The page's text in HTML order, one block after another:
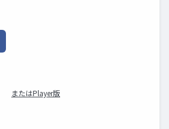
またはPlayer版